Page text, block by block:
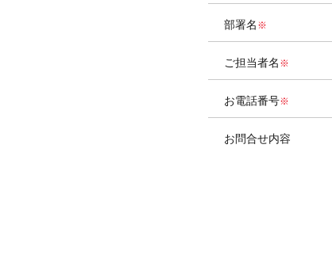
部署名
ご担当者名
お電話番号
お問合せ内容